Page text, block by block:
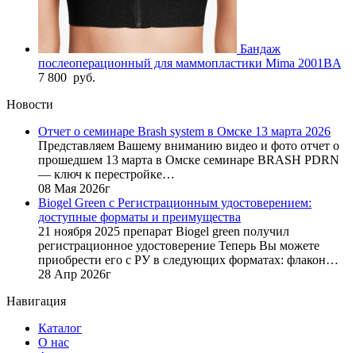
Бандаж
послеоперационный для маммопластики Mima 2001BA
7 800 руб.
Новости
Отчет о семинаре Brash system в Омске 13 марта 2026
Представляем Вашему вниманию видео и фото отчет о
прошедшем 13 марта в Омске семинаре BRASH PDRN
— ключ к перестройке…
08 Мая 2026г
Biogel Green с Регистрационным удостоверением:
доступные форматы и преимущества
21 ноября 2025 препарат Biogel green получил
регистрационное удостоверение Теперь Вы можете
приобрести его с РУ в следующих форматах: флакон…
28 Апр 2026г
Навигация
Каталог
О нас